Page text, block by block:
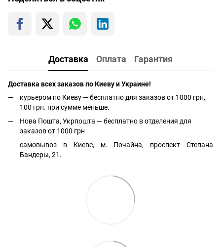
Доставка Оплата Гарантия
Доставка всех заказов по Киеву и Украине!
курьером по Киеву — бесплатно для заказов от 1000 грн,
100 грн. при сумме меньше.
Нова Пошта, Укрпошта — бесплатно в отделения для
заказов от 1000 грн
самовывоз в Киеве, м. Почайна, проспект Степана
Бандеры, 21.